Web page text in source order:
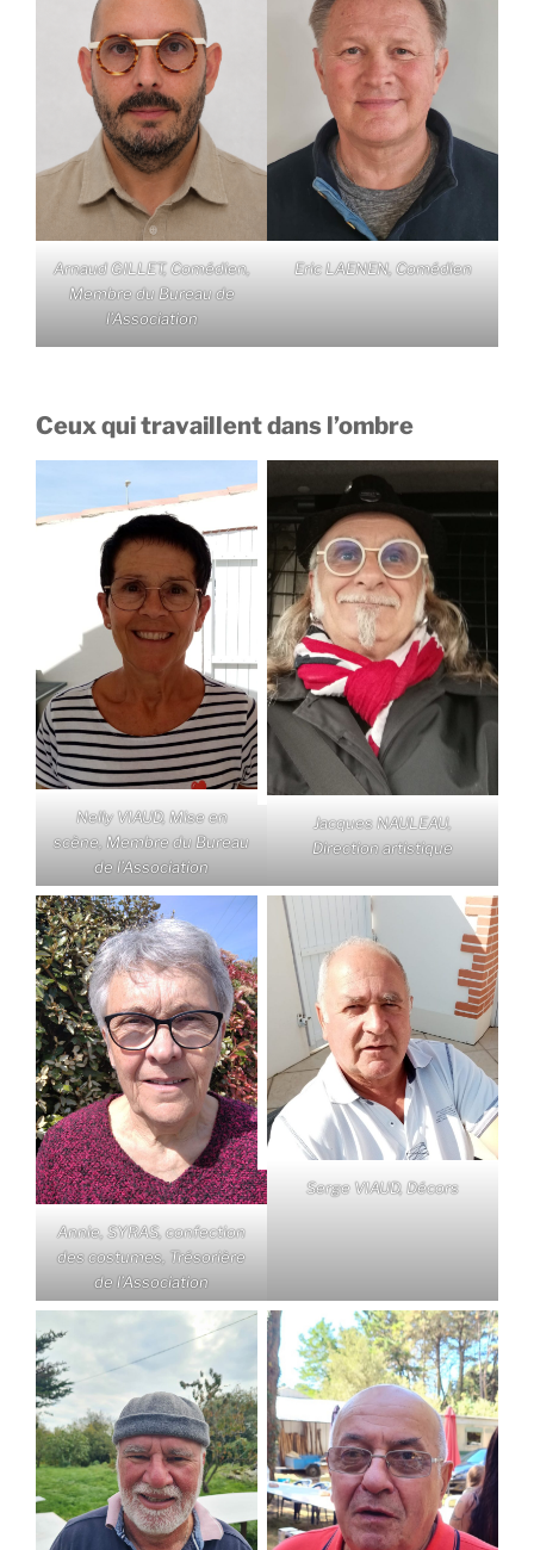
Arnaud GILLET, Comédien,
Membre du Bureau de
l’Association
Eric LAENEN, Comédien
Ceux qui travaillent dans l’ombre
Nelly VIAUD, Mise en
scène, Membre du Bureau
de l’Association
Jacques NAULEAU,
Direction artistique
Annie, SYRAS, confection
des costumes, Trésorière
de l’Association
Serge VIAUD, Décors